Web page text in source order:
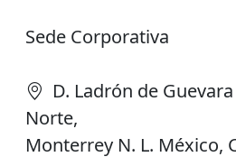
Sede Corporativa
D. Ladrón de Guevara
Norte,
Monterrey N. L. México,